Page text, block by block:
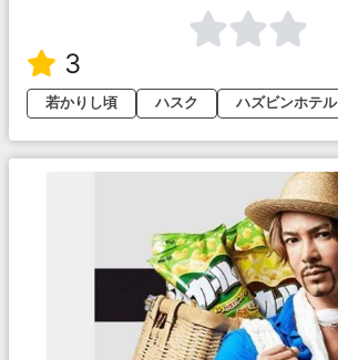
3
若かりし頃
ハスク ハズビンホテル